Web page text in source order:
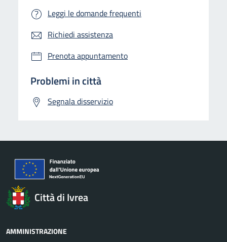
Leggi le domande frequenti
Richiedi assistenza
Prenota appuntamento
Problemi in città
Segnala disservizio
Città di Ivrea
AMMINISTRAZIONE